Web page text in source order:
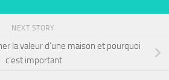
NEXT STORY
la valeur d’une maison et pourquoi
c’est important